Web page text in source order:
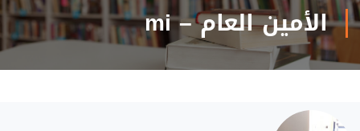
الأمين العام – mi